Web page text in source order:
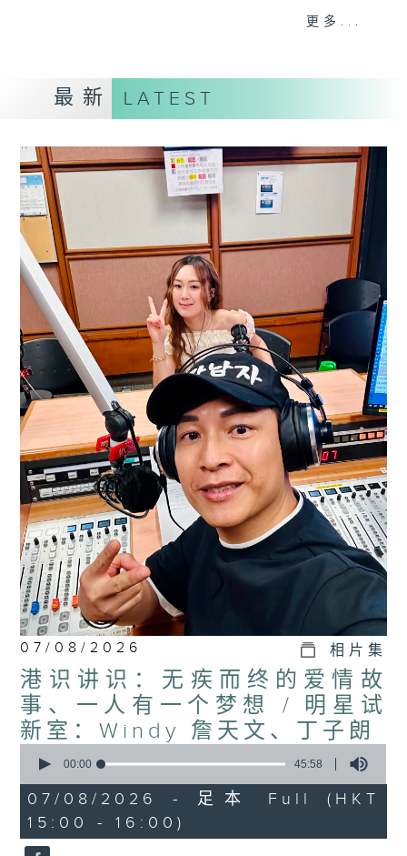
《明星试新室》，为你发掘潮流新玩意。
更多...
最新 LATEST
07/08/2026 相片集
港识讲识：无疾而终的爱情故
事、一人有一个梦想 / 明星试
新室：Windy 詹天文、丁子朗
seconds
45
minutes,
58
seconds
00:00 45:58
07/08/2026 - 足本 Full (HKT
15:00 - 16:00)